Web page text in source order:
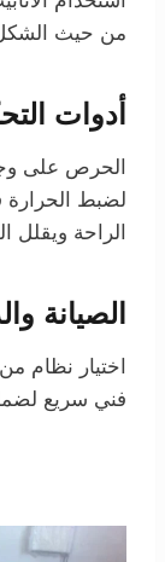
من حيث الشكل
أدوات
الحرص على
لضبط
الراحة ويقلل
الصيانة
اختيار نظام
فني سريع